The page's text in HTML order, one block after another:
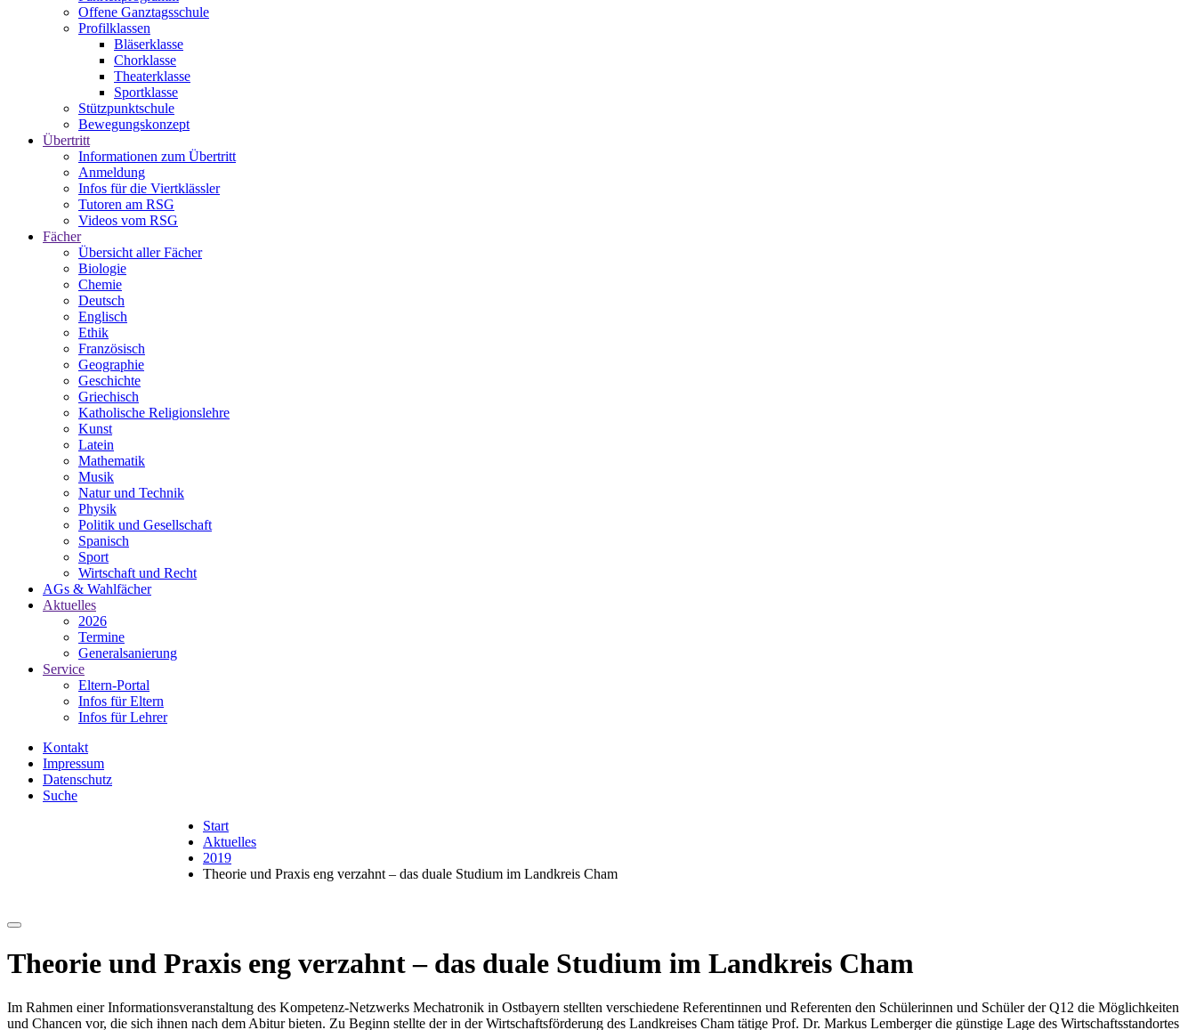
Offene Ganztagsschule
Profilklassen
Bläserklasse
Chorklasse
Theaterklasse
Sportklasse
Stützpunktschule
Bewegungskonzept
Übertritt
Informationen zum Übertritt
Anmeldung
Infos für die Viertklässler
Tutoren am RSG
Videos vom RSG
Fächer
Übersicht aller Fächer
Biologie
Chemie
Deutsch
Englisch
Ethik
Französisch
Geographie
Geschichte
Griechisch
Katholische Religionslehre
Kunst
Latein
Mathematik
Musik
Natur und Technik
Physik
Politik und Gesellschaft
Spanisch
Sport
Wirtschaft und Recht
AGs & Wahlfächer
Aktuelles
2026
Termine
Generalsanierung
Service
Eltern-Portal
Infos für Eltern
Infos für Lehrer
Kontakt
Impressum
Datenschutz
Suche
Start
Aktuelles
2019
Theorie und Praxis eng verzahnt – das duale Studium im Landkreis Cham
Theorie und Praxis eng verzahnt – das duale Studium im Landkreis Cham
Im Rahmen einer Informationsveranstaltung des Kompetenz-Netzwerks Mechatronik in Ostbayern stellten verschiedene Referentinnen und Referenten den Schülerinnen und Schüler der Q12 die Möglichkeiten
und Chancen vor, die sich ihnen nach dem Abitur bieten. Zu Beginn stellte der in der Wirtschaftsförderung des Landkreises Cham tätige Prof. Dr. Markus Lemberger die günstige Lage des Wirtschaftsstandortes